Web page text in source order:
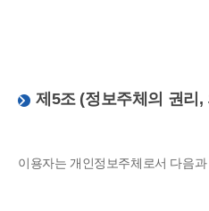
제5조 (정보주체의 권리
이용자는 개인정보주체로서 다음